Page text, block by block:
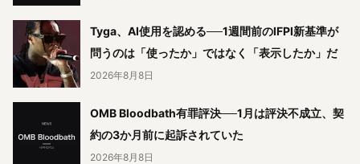
Tyga、AI使用を認める──1週間前のIFPI新基準が
問うのは「使ったか」ではなく「表示したか」だ
2026年8月8日
OMB Bloodbath有罪評決──1月は評決不成立、契
約の3か月前に起訴されていた
2026年8月8日